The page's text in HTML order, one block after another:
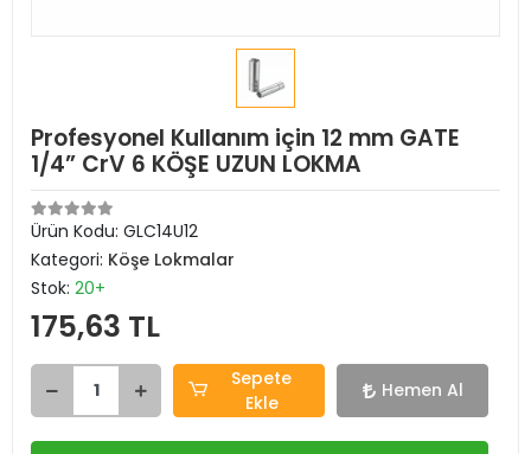
Profesyonel Kullanım için 12 mm GATE
1/4” CrV 6 KÖŞE UZUN LOKMA
Ürün Kodu: GLC14U12
Kategori: Köşe Lokmalar
Stok: 20+
175,63 TL
Sepete
Ekle
Hemen Al